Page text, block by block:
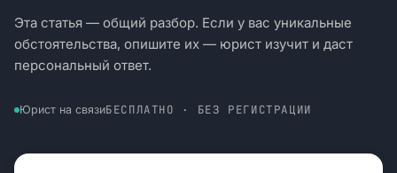
Эта статья — общий разбор. Если у вас уникальные
обстоятельства, опишите их — юрист изучит и даст
персональный ответ.
Юрист на связиБЕСПЛАТНО · БЕЗ РЕГИСТРАЦИИ